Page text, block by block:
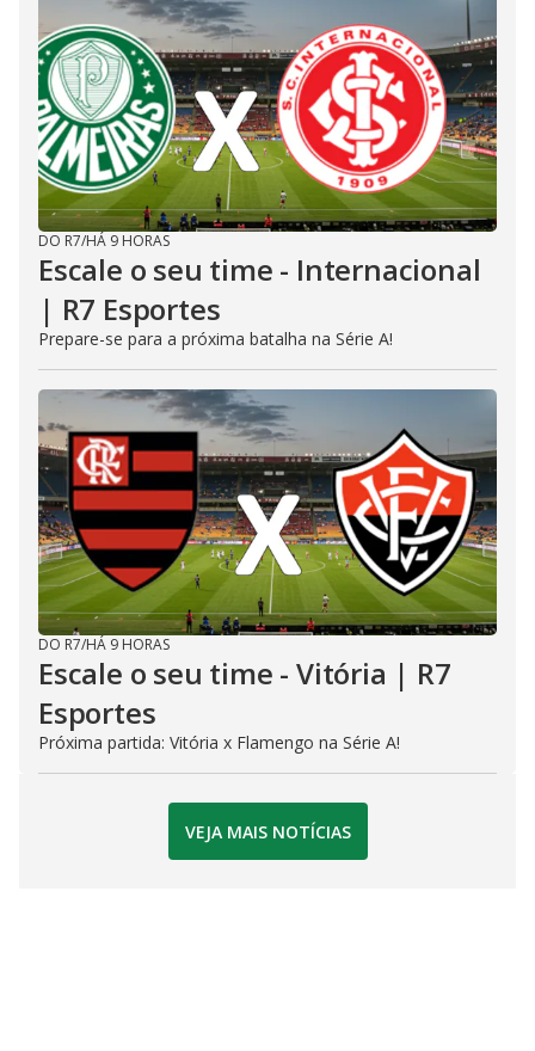
DO R7/HÁ 9 HORAS
Escale o seu time - Internacional
| R7 Esportes
Prepare-se para a próxima batalha na Série A!
DO R7/HÁ 9 HORAS
Escale o seu time - Vitória | R7
Esportes
Próxima partida: Vitória x Flamengo na Série A!
VEJA MAIS NOTÍCIAS